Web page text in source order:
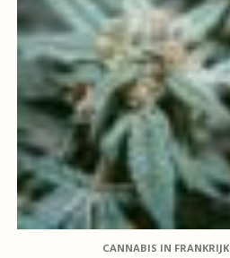
CANNABIS IN FRANKRIJK